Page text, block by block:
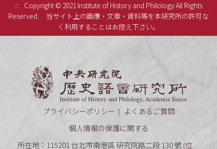
:::
Copyright © 2021 Institute of History and Philology All Rights
Reserved.
当サイト上の画像・文章・資料等を本研究所の許可な
く利用することはお控え下さい。
プライバシーポリシー
よくあるご質問
個人情報の保護に関する
所在地：115201 台北市南港區 研究院路二段 130 號 (位